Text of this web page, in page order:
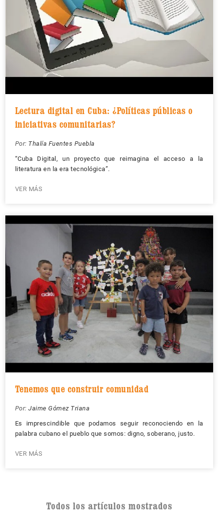
Lectura digital en Cuba: ¿Políticas públicas o
iniciativas comunitarias?
Por: Thalía Fuentes Puebla
“Cuba Digital, un proyecto que reimagina el acceso a la
literatura en la era tecnológica”.
VER MÁS
Tenemos que construir comunidad
Por: Jaime Gómez Triana
Es imprescindible que podamos seguir reconociendo en la
palabra cubano el pueblo que somos: digno, soberano, justo.
VER MÁS
Todos los artículos mostrados